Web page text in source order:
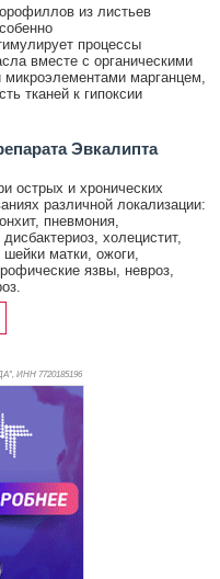
из листьев
процессы
вместе с органическими
марганцем,
тканей к гипоксии
Эвкалипта
острых и хронических
различной локализации:
пневмония,
холецистит,
шейки матки, ожоги,
язвы, невроз,
ИНН 7720185196